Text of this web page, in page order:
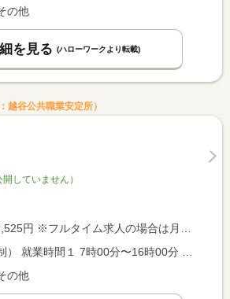
の他
を見る (ハローワークより転載)
越谷公共職業安定所）
していません）
人の場合は月額（換算額）、パート求人の場合は時間額を表示しています。
の他